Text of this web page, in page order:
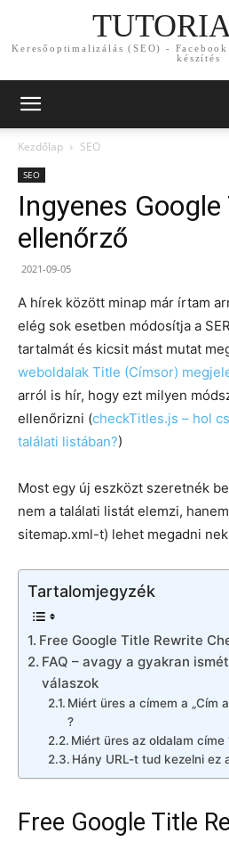
Keresőoptimalizálás (SEO) -
készítés
Kezdőlap SEO
SEO
Ingyenes
ellenőrző
2021-09-05
A hírek között minap már írtam
elég sok esetben módosítja a
tartalmát és kicsit mást mutat
weboldalak Title (Címsor)
arról is hír, hogy ezt milyen
ellenőrizni (checkTitles.js – hol
találati listában?)
Most egy új eszközt szeretnék
nem a találati listát elemzi,
sitemap.xml-t) lehet megadni
Tartalomjegyzék
Free Google Title Rewrite
FAQ – avagy a gyakran
válaszok
Miért üres a címem a „Cím
?
Miért üres az oldalam címe
Hány URL-t tud kezelni ez
Free Google Title